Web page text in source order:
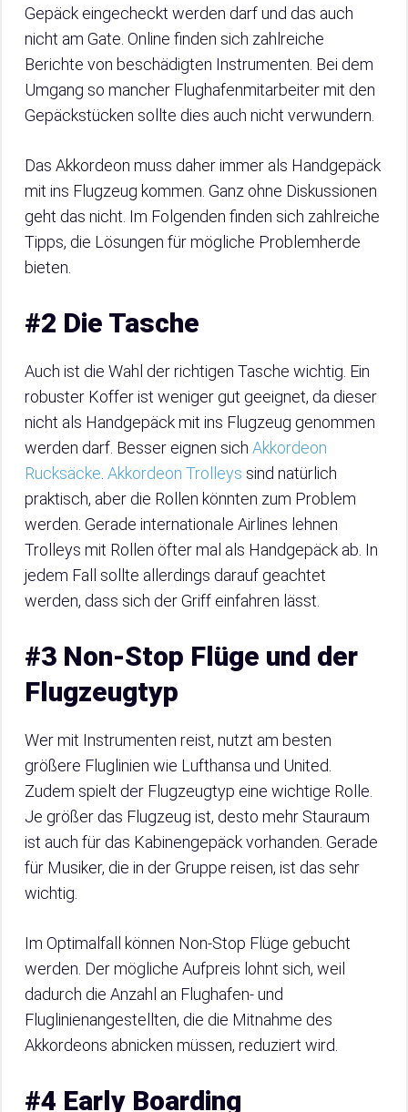
Gepäck eingecheckt werden darf und das auch
nicht am Gate. Online finden sich zahlreiche
Berichte von beschädigten Instrumenten. Bei dem
Umgang so mancher Flughafenmitarbeiter mit den
Gepäckstücken sollte dies auch nicht verwundern.
Das Akkordeon muss daher immer als Handgepäck
mit ins Flugzeug kommen. Ganz ohne Diskussionen
geht das nicht. Im Folgenden finden sich zahlreiche
Tipps, die Lösungen für mögliche Problemherde
bieten.
#2 Die Tasche
Auch ist die Wahl der richtigen Tasche wichtig. Ein
robuster Koffer ist weniger gut geeignet, da dieser
nicht als Handgepäck mit ins Flugzeug genommen
werden darf. Besser eignen sich Akkordeon
Rucksäcke Akkordeon Trolleys sind natürlich
praktisch, aber die Rollen könnten zum Problem
werden. Gerade internationale Airlines lehnen
Trolleys mit Rollen öfter mal als Handgepäck ab. In
jedem Fall sollte allerdings darauf geachtet
werden, dass sich der Griff einfahren lässt.
#3 Non-Stop Flüge und der
Flugzeugtyp
Wer mit Instrumenten reist, nutzt am besten
größere Fluglinien wie Lufthansa und United.
Zudem spielt der Flugzeugtyp eine wichtige Rolle.
Je größer das Flugzeug ist, desto mehr Stauraum
ist auch für das Kabinengepäck vorhanden. Gerade
für Musiker, die in der Gruppe reisen, ist das sehr
wichtig.
Im Optimalfall können Non-Stop Flüge gebucht
werden. Der mögliche Aufpreis lohnt sich, weil
dadurch die Anzahl an Flughafen- und
Fluglinienangestellten, die die Mitnahme des
Akkordeons abnicken müssen, reduziert wird.
#4 Early Boarding